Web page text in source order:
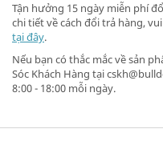
Tận hưởng 15 ngày miễn phí
chi tiết về cách đổi trả hàng,
tại đây.
Nếu bạn có thắc mắc về sản
Sóc Khách Hàng tại
8:00 - 18:00 mỗi ngày.